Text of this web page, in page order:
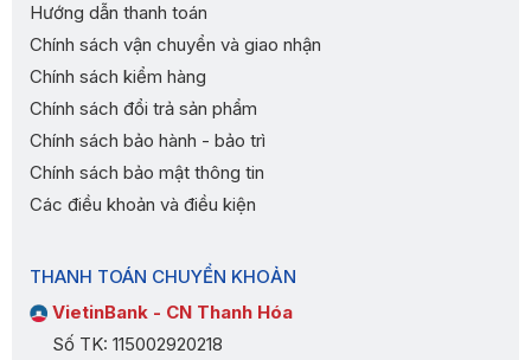
Hướng dẫn thanh toán
Chính sách vận chuyển và giao nhận
Chính sách kiểm hàng
Chính sách đổi trả sản phẩm
Chính sách bảo hành - bảo trì
Chính sách bảo mật thông tin
Các điều khoản và điều kiện
THANH TOÁN CHUYỂN KHOẢN
VietinBank - CN Thanh Hóa
Số TK: 115002920218